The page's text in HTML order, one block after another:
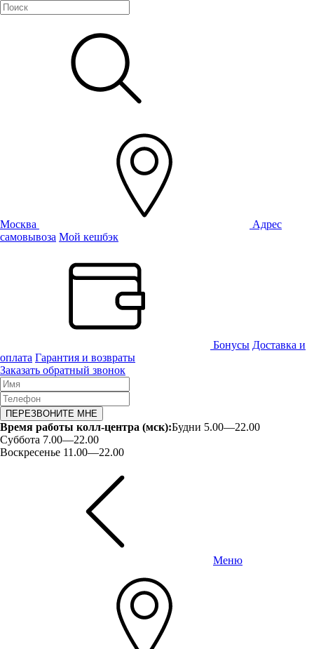
Москва
Адрес
самовывоза Мой кешбэк
Бонусы Доставка и
оплата Гарантия и возвраты
Заказать обратный звонок
ПЕРЕЗВОНИТЕ МНЕ
Время работы колл-центра (мск):Будни 5.00—22.00
Суббота 7.00—22.00
Воскресенье 11.00—22.00
Меню